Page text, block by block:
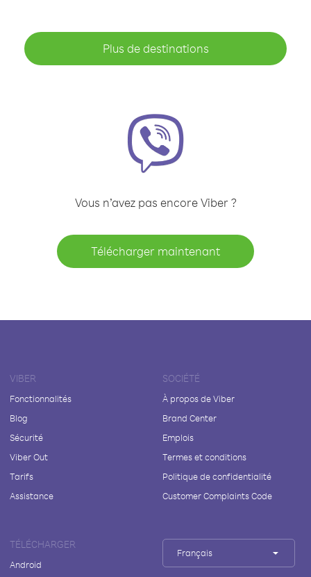
Plus de destinations
Vous n’avez pas encore Viber ?
Télécharger maintenant
VIBER
Fonctionnalités
Blog
Sécurité
Viber Out
Tarifs
Assistance
SOCIÉTÉ
À propos de Viber
Brand Center
Emplois
Termes et conditions
Politique de confidentialité
Customer Complaints Code
TÉLÉCHARGER
Android
Français